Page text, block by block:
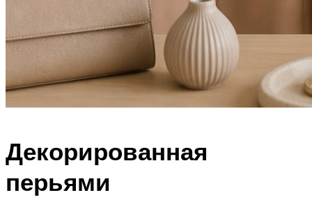
Декорированная
перьями